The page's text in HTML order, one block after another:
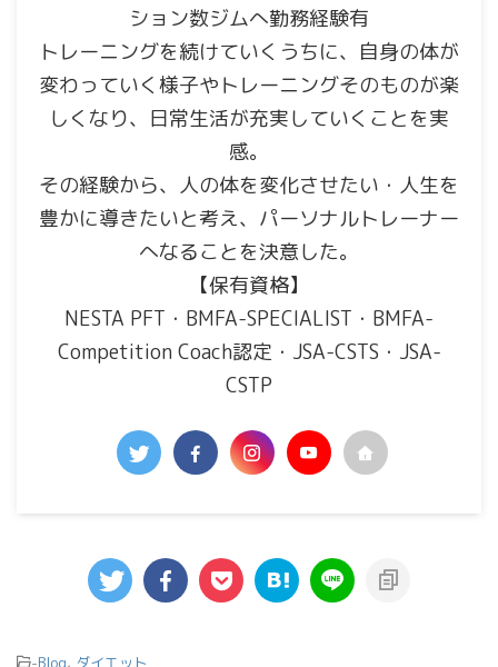
ション数ジムへ勤務経験有
トレーニングを続けていくうちに、自身の体が
変わっていく様子やトレーニングそのものが楽
しくなり、日常生活が充実していくことを実
感。
その経験から、人の体を変化させたい・人生を
豊かに導きたいと考え、パーソナルトレーナー
へなることを決意した。
【保有資格】
NESTA PFT・BMFA-SPECIALIST・BMFA-
Competition Coach認定・JSA-CSTS・JSA-
CSTP
-Blog, ダイエット